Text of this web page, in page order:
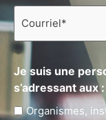
Courriel
Je suis une
s’adressant aux :
Organismes,